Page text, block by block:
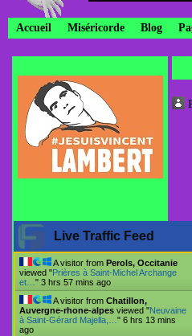
Accueil Miséricorde Blog
Live Traffic Feed
A visitor from Perols, Occitanie
viewed "Prières à Saint-Michel Archange
et… " 3 hrs 57 mins ago
A visitor from Chatillon,
Auvergne-rhone-alpes viewed "Neuvaine
à Saint-Gérard Majella,… " 6 hrs 13 mins
ago